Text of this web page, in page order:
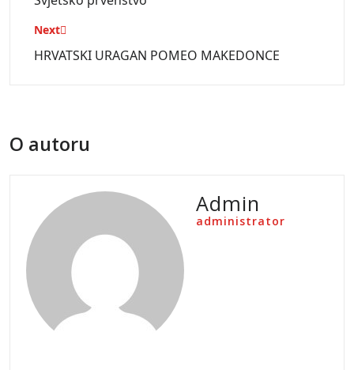
Next
HRVATSKI URAGAN POMEO MAKEDONCE
O autoru
Admin
administrator